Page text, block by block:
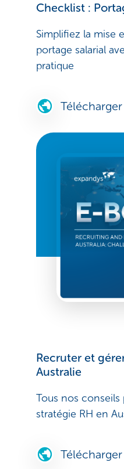
Checklist :
Simplifiez la mise
portage salarial
pratique
Recruter et
Australie
Tous nos
stratégie RH en